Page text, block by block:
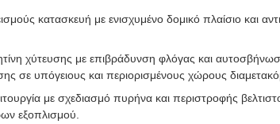
κατασκευή με ενισχυμένο δομικό πλαίσιο και
χύτευσης με επιβράδυνση φλόγας και
σε υπόγειους και περιορισμένους χώρους
με σχεδιασμό πυρήνα και περιστροφής
εξοπλισμού.